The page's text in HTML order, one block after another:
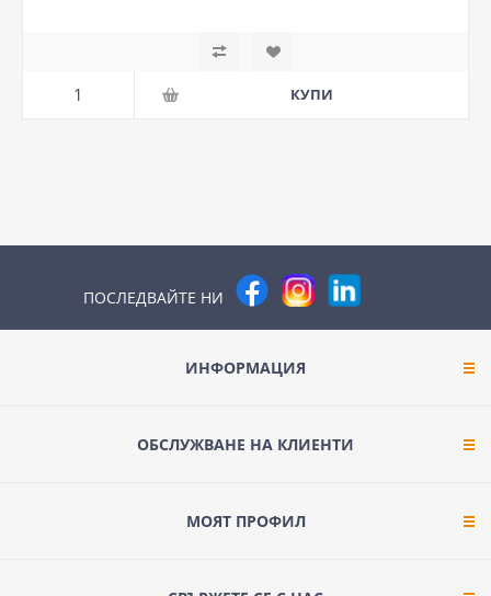
ПОСЛЕДВАЙТЕ НИ
ИНФОРМАЦИЯ
ОБСЛУЖВАНЕ НА КЛИЕНТИ
МОЯТ ПРОФИЛ